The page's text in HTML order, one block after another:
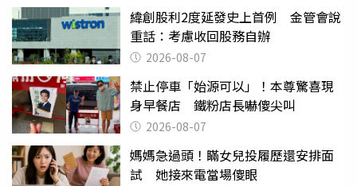
緯創股利2度延發史上首例 金管會說
重話：考慮收回股務自辦
2026-08-07
禁止停車「始源可以」！本尊驚喜現
身早餐店 鐵粉店長嚇傻尖叫
2026-08-07
媽媽急過頭！瞞女兒投履歷還安排面
試 她接來電當場傻眼